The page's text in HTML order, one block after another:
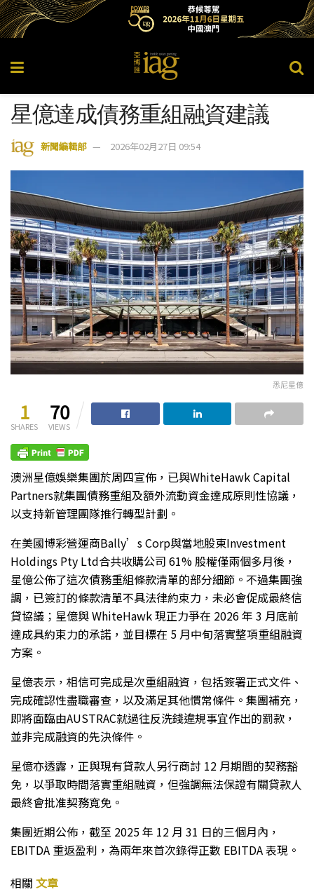
星億達成債務重組融資建議
新聞編輯部 2026年02月27日 09:54
悉尼星億
1
SHARES
70
VIEWS
澳洲星億娛樂集團於周四宣佈，已與WhiteHawk Capital
Partners就集團債務重組及額外流動資金達成原則性協議，
以支持新管理團隊推行轉型計劃。
在美國博彩營運商Bally’s Corp與當地股東Investment
Holdings Pty Ltd合共收購公司 61% 股權僅兩個多月後，
星億公佈了這次債務重組條款清單的部分細節。不過集團強
調，已簽訂的條款清單不具法律約束力，未必會促成最終信
貸協議；星億與 WhiteHawk 現正力爭在 2026 年 3 月底前
達成具約束力的承諾，並目標在 5 月中旬落實整項重組融資
方案。
星億表示，相信可完成是次重組融資，包括簽署正式文件、
完成確認性盡職審查，以及滿足其他慣常條件。集團補充，
即將面臨由AUSTRAC就過往反洗錢違規事宜作出的罰款，
並非完成融資的先決條件。
星億亦透露，正與現有貸款人另行商討 12 月期間的契務豁
免，以爭取時間落實重組融資，但強調無法保證有關貸款人
最終會批准契務寬免。
集團近期公佈，截至 2025 年 12 月 31 日的三個月內，
EBITDA 重返盈利，為兩年來首次錄得正數 EBITDA 表現。
相關 文章